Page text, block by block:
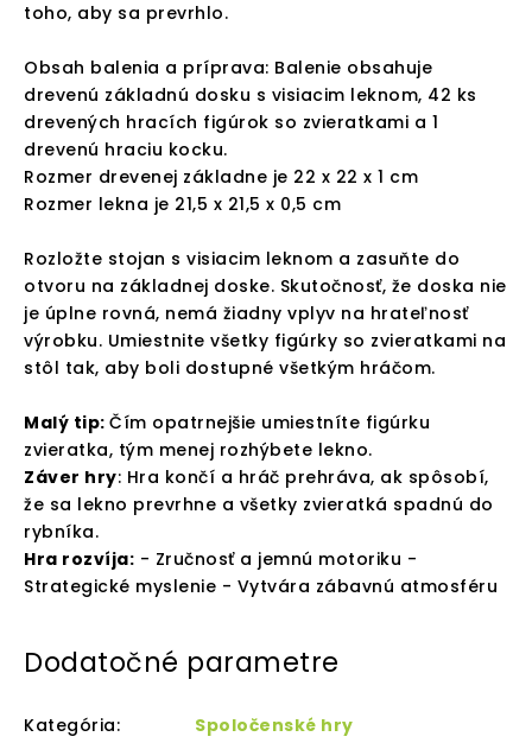
toho, aby sa prevrhlo.
Obsah balenia a príprava: Balenie obsahuje
drevenú základnú dosku s visiacim leknom, 42 ks
drevených hracích figúrok so zvieratkami a 1
drevenú hraciu kocku.
Rozmer drevenej základne je 22 x 22 x 1 cm
Rozmer lekna je 21,5 x 21,5 x 0,5 cm
Rozložte stojan s visiacim leknom a zasuňte do
otvoru na základnej doske. Skutočnosť, že doska nie
je úplne rovná, nemá žiadny vplyv na hrateľnosť
výrobku. Umiestnite všetky figúrky so zvieratkami na
stôl tak, aby boli dostupné všetkým hráčom.
Malý tip: Čím opatrnejšie umiestníte figúrku
zvieratka, tým menej rozhýbete lekno.
Záver hry: Hra končí a hráč prehráva, ak spôsobí,
že sa lekno prevrhne a všetky zvieratká spadnú do
rybníka.
Hra rozvíja: - Zručnosť a jemnú motoriku -
Strategické myslenie - Vytvára zábavnú atmosféru
Dodatočné parametre
Kategória:
Spoločenské hry